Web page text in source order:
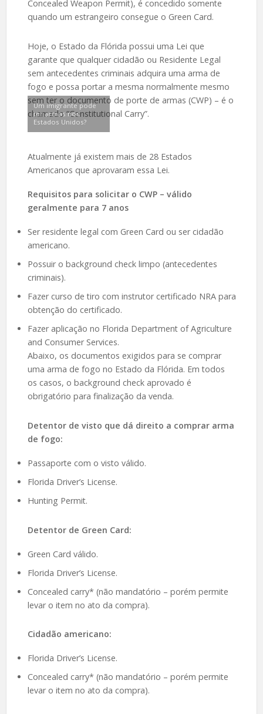
Concealed Weapon Permit), é concedido somente
quando um estrangeiro consegue o Green Card.
Hoje, o Estado da Flórida possui uma Lei que
garante que qualquer cidadão ou Residente Legal
sem antecedentes criminais adquira uma arma de
fogo e possa portar a mesma normalmente mesmo
sem ter o documento de porte de armas (CWP) – é o
chamado “Constitutional Carry”.
Um imigrante pode
ter armas nos
Estados Unidos?
Atualmente já existem mais de 28 Estados
Americanos que aprovaram essa Lei.
Requisitos para solicitar o CWP – válido
geralmente para 7 anos
Ser residente legal com Green Card ou ser cidadão
americano.
Possuir o background check limpo (antecedentes
criminais).
Fazer curso de tiro com instrutor certificado NRA para
obtenção do certificado.
Fazer aplicação no Florida Department of Agriculture
and Consumer Services.
Abaixo, os documentos exigidos para se comprar
uma arma de fogo no Estado da Flórida. Em todos
os casos, o background check aprovado é
obrigatório para finalização da venda.
Detentor de visto que dá direito a comprar arma
de fogo:
Passaporte com o visto válido.
Florida Driver’s License.
Hunting Permit.
Detentor de Green Card:
Green Card válido.
Florida Driver’s License.
Concealed carry* (não mandatório – porém permite
levar o item no ato da compra).
Cidadão americano:
Florida Driver’s License.
Concealed carry* (não mandatório – porém permite
levar o item no ato da compra).